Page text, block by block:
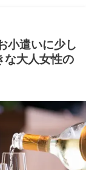
屋町】
小遣いに少し
な大人女性の